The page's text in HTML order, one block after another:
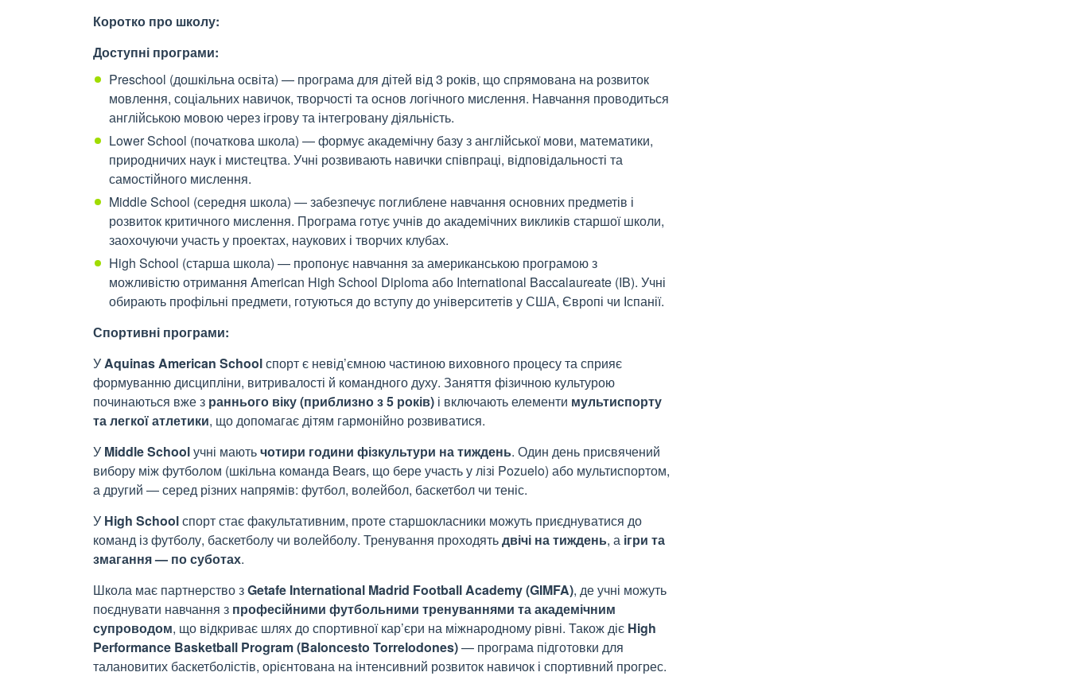
Коротко про школу:
Доступні програми:
Preschool (дошкільна освіта) — програма для дітей від 3 років, що спрямована на розвиток
мовлення, соціальних навичок, творчості та основ логічного мислення. Навчання проводиться
англійською мовою через ігрову та інтегровану діяльність.
Lower School (початкова школа) — формує академічну базу з англійської мови, математики,
природничих наук і мистецтва. Учні розвивають навички співпраці, відповідальності та
самостійного мислення.
Middle School (середня школа) — забезпечує поглиблене навчання основних предметів і
розвиток критичного мислення. Програма готує учнів до академічних викликів старшої школи,
заохочуючи участь у проектах, наукових і творчих клубах.
High School (старша школа) — пропонує навчання за американською програмою з
можливістю отримання American High School Diploma або International Baccalaureate (IB). Учні
обирають профільні предмети, готуються до вступу до університетів у США, Європі чи Іспанії.
Спортивні програми:
УAquinas American Schoolспорт є невід’ємною частиною виховного процесу та сприяє
формуванню дисципліни, витривалості й командного духу. Заняття фізичною культурою
починаються вже з раннього віку (приблизно з 5 років) і включають елементи мультиспорту
та легкої атлетики, що допомагає дітям гармонійно розвиватися.
У Middle Schoolучні маютьчотири години фізкультури на тиждень. Один день присвячений
вибору між футболом (шкільна команда Bears, що бере участь у лізі Pozuelo) або мультиспортом,
а другий — серед різних напрямів: футбол, волейбол, баскетбол чи теніс.
У High Schoolспорт стає факультативним, проте старшокласники можуть приєднуватися до
команд із футболу, баскетболу чи волейболу. Тренування проходятьдвічі на тиждень, а ігри та
змагання — по суботах.
Школа має партнерство зGetafe International Madrid Football Academy (GIMFA), де учні можуть
поєднувати навчання з професійними футбольними тренуваннями та академічним
супроводом, що відкриває шлях до спортивної кар’єри на міжнародному рівні. Також діє High
Performance Basketball Program (Baloncesto Torrelodones)— програма підготовки для
талановитих баскетболістів, орієнтована на інтенсивний розвиток навичок і спортивний прогрес.